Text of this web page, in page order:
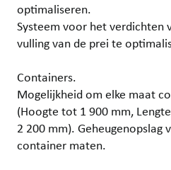
optimaliseren.
Systeem voor het verdichten
vulling van de prei te
Containers.
Mogelijkheid om elke maat
(Hoogte tot 1 900 mm,
2 200 mm). Geheugenopslag
container maten.